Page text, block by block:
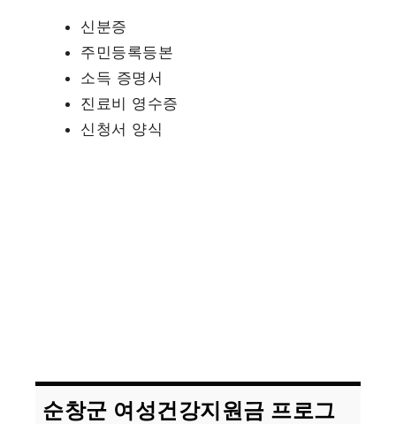
신분증
주민등록등본
소득 증명서
진료비 영수증
신청서 양식
순창군 여성건강지원금 프로그